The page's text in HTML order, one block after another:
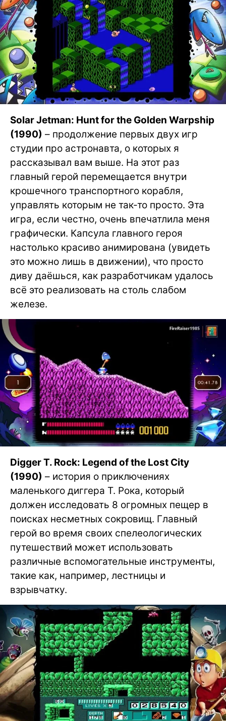
Solar Jetman: Hunt for the Golden Warpship
(1990) – продолжение первых двух игр
студии про астронавта, о которых я
рассказывал вам выше. На этот раз
главный герой перемещается внутри
крошечного транспортного корабля,
управлять которым не так-то просто. Эта
игра, если честно, очень впечатлила меня
графически. Капсула главного героя
настолько красиво анимирована (увидеть
это можно лишь в движении), что просто
диву даёшься, как разработчикам удалось
всё это реализовать на столь слабом
железе.
Digger T. Rock: Legend of the Lost City
(1990) – история о приключениях
маленького диггера Т. Рока, который
должен исследовать 8 огромных пещер в
поисках несметных сокровищ. Главный
герой во время своих спелеологических
путешествий может использовать
различные вспомогательные инструменты,
такие как, например, лестницы и
взрывчатку.